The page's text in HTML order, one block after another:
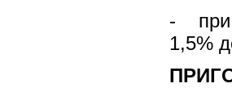
- при
1,5%